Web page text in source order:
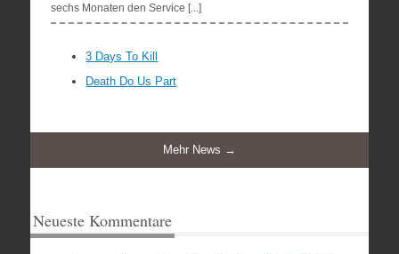
sechs Monaten den Service [...]
3 Days To Kill
Death Do Us Part
Mehr News →
Neueste Kommentare